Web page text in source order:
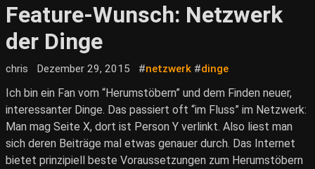
Feature-Wunsch: Netzwerk
der Dinge
chris Dezember 29, 2015 #netzwerk #dinge
Ich bin ein Fan vom “Herumstöbern” und dem Finden neuer,
interessanter Dinge. Das passiert oft “im Fluss” im Netzwerk:
Man mag Seite X, dort ist Person Y verlinkt. Also liest man
sich deren Beiträge mal etwas genauer durch. Das Internet
bietet prinzipiell beste Voraussetzungen zum Herumstöbern